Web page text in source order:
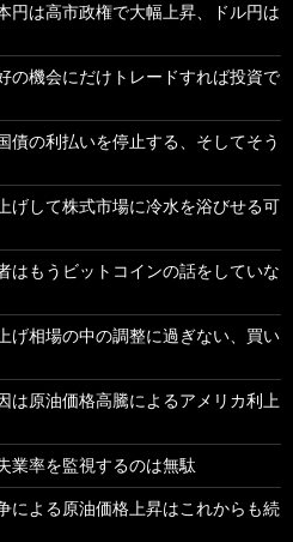
円は高市政権で大幅上昇、ドル円は
の機会にだけトレードすれば投資で
債の利払いを停止する、そしてそう
げして株式市場に冷水を浴びせる可
はもうビットコインの話をしていな
げ相場の中の調整に過ぎない、買い
は原油価格高騰によるアメリカ利上
業率を監視するのは無駄
による原油価格上昇はこれからも続